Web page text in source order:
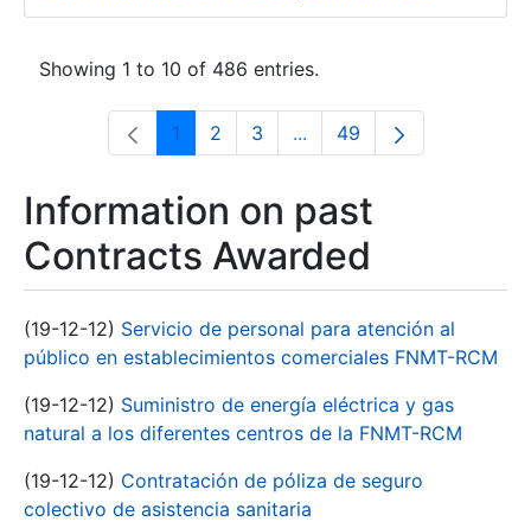
Showing 1 to 10 of 486 entries.
Page
1 Page
2 Page
3 ...Intermediate Pages Use
Page
49
Information on past
Contracts Awarded
(19-12-12) Servicio de personal para atención al
público en establecimientos comerciales FNMT-RCM
(19-12-12) Suministro de energía eléctrica y gas
natural a los diferentes centros de la FNMT-RCM
(19-12-12) Contratación de póliza de seguro
colectivo de asistencia sanitaria